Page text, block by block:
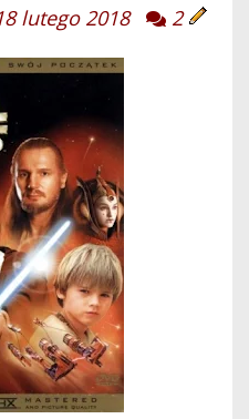
lutego 2018 2